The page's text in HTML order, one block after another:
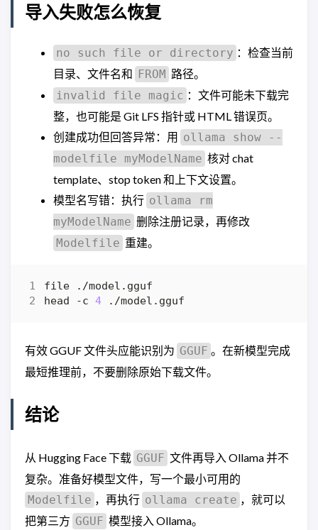
导入失败怎么恢复
no such file or directory ：检查当前
目录、文件名和 FROM 路径。
invalid file magic ：文件可能未下载完
整，也可能是 Git LFS 指针或 HTML 错误页。
创建成功但回答异常：用 ollama show --
modelfile myModelName 核对 chat
template、stop token 和上下文设置。
模型名写错：执行 ollama rm
myModelName 删除注册记录，再修改
Modelfile 重建。
head -c 4
有效 GGUF 文件头应能识别为 GGUF 。在新模型完成
最短推理前，不要删除原始下载文件。
结论
从 Hugging Face 下载 GGUF 文件再导入 Ollama 并不
复杂。准备好模型文件，写一个最小可用的
Modelfile ，再执行 ollama create ，就可以
把第三方 GGUF 模型接入 Ollama。